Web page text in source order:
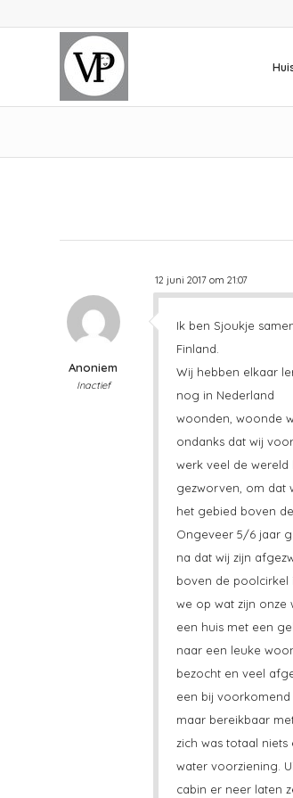
12 juni 2017 om 21:07
Anoniem
Inactief
Ik ben Sjoukje
Finland.
Wij hebben elkaar
nog in Nederland
woonden, woonde
ondanks dat wij
werk veel de
gezworven, om dat
het gebied boven
Ongeveer 5/6 jaar
na dat wij zijn
boven de poolcirkel
we op wat zijn onze
een huis met een
naar een leuke
bezocht en veel
een bij
maar bereikbaar
zich was totaal
water voorziening.
cabin er neer laten